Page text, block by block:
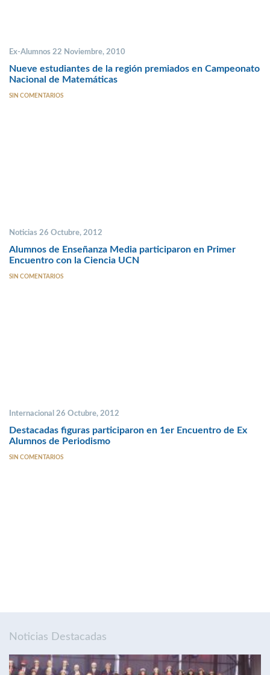
Ex-Alumnos 22 Noviembre, 2010
Nueve estudiantes de la región premiados en Campeonato
Nacional de Matemáticas
SIN COMENTARIOS
Noticias 26 Octubre, 2012
Alumnos de Enseñanza Media participaron en Primer
Encuentro con la Ciencia UCN
SIN COMENTARIOS
Internacional 26 Octubre, 2012
Destacadas figuras participaron en 1er Encuentro de Ex
Alumnos de Periodismo
SIN COMENTARIOS
Noticias Destacadas